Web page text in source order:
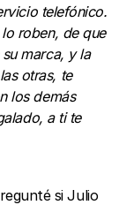
telefónico.
roben, de que
marca, y la
otras, te
los demás
a ti te
si Julio